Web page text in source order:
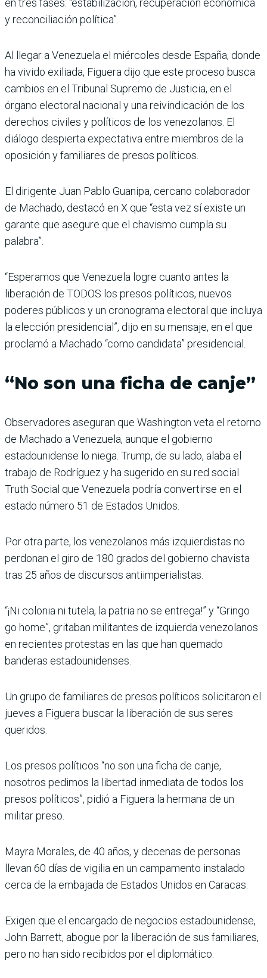
en tres fases: “estabilización, recuperación económica
y reconciliación política”.
Al llegar a Venezuela el miércoles desde España, donde
ha vivido exiliada, Figuera dijo que este proceso busca
cambios en el Tribunal Supremo de Justicia, en el
órgano electoral nacional y una reivindicación de los
derechos civiles y políticos de los venezolanos. El
diálogo despierta expectativa entre miembros de la
oposición y familiares de presos políticos.
El dirigente Juan Pablo Guanipa, cercano colaborador
de Machado, destacó en X que “esta vez sí existe un
garante que asegure que el chavismo cumpla su
palabra”.
“Esperamos que Venezuela logre cuanto antes la
liberación de TODOS los presos políticos, nuevos
poderes públicos y un cronograma electoral que incluya
la elección presidencial”, dijo en su mensaje, en el que
proclamó a Machado “como candidata” presidencial.
“No son una ficha de canje”
Observadores aseguran que Washington veta el retorno
de Machado a Venezuela, aunque el gobierno
estadounidense lo niega. Trump, de su lado, alaba el
trabajo de Rodríguez y ha sugerido en su red social
Truth Social que Venezuela podría convertirse en el
estado número 51 de Estados Unidos.
Por otra parte, los venezolanos más izquierdistas no
perdonan el giro de 180 grados del gobierno chavista
tras 25 años de discursos antiimperialistas.
“¡Ni colonia ni tutela, la patria no se entrega!” y “Gringo
go home”, gritaban militantes de izquierda venezolanos
en recientes protestas en las que han quemado
banderas estadounidenses.
Un grupo de familiares de presos políticos solicitaron el
jueves a Figuera buscar la liberación de sus seres
queridos.
Los presos políticos “no son una ficha de canje,
nosotros pedimos la libertad inmediata de todos los
presos políticos”, pidió a Figuera la hermana de un
militar preso.
Mayra Morales, de 40 años, y decenas de personas
llevan 60 días de vigilia en un campamento instalado
cerca de la embajada de Estados Unidos en Caracas.
Exigen que el encargado de negocios estadounidense,
John Barrett, abogue por la liberación de sus familiares,
pero no han sido recibidos por el diplomático.